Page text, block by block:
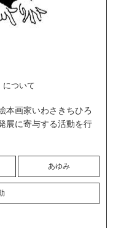
について
本画家いわさきちひろ
展に寄与する活動を行
あゆみ